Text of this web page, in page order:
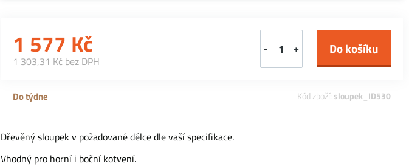
1 577 Kč
1 303,31 Kč bez DPH
- +
Do týdne Kód zboží: sloupek_ID530
Dřevěný sloupek v požadované délce dle vaší specifikace.
Vhodný pro horní i boční kotvení.